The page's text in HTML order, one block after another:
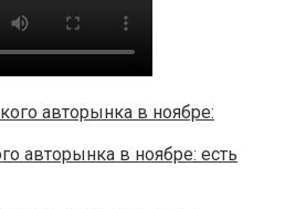
авторынка в ноябре: есть